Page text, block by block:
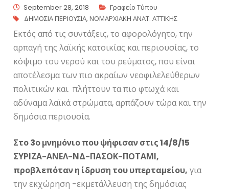
September 28, 2018
Γραφείο Τύπου
ΔΗΜΟΣΙΑ ΠΕΡΙΟΥΣΙΑ,ΝΟΜΑΡΧΙΑΚΗ ΑΝΑΤ. ΑΤΤΙΚΗΣ
Εκτός από τις συντάξεις, το αφορολόγητο, την
αρπαγή της λαϊκής κατοικίας και περιουσίας, το
κόψιμο του νερού και του ρεύματος, που είναι
αποτέλεσμα των πιο ακραίων νεοφιλελεύθερων
πολιτικών και πλήττουν τα πιο φτωχά και
αδύναμα λαϊκά στρώματα, αρπάζουν τώρα και την
δημόσια περιουσία.
Στο 3ο μνημόνιο που ψήφισαν στις 14/8/15
ΣΥΡΙΖΑ-ΑΝΕΛ-ΝΔ-ΠΑΣΟΚ-ΠΟΤΑΜΙ,
προβλεπόταν η ίδρυση του υπερταμείου, για
την εκχώρηση -εκμετάλλευση της δημόσιας